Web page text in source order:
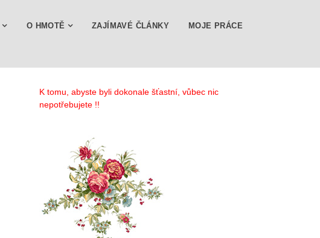
O HMOTĚ ZAJÍMAVÉ ČLÁNKY MOJE PRÁCE
K tomu, abyste byli dokonale šťastní, vůbec nic
nepotřebujete !!